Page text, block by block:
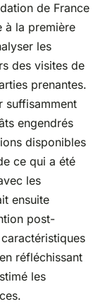
de France
à la première
les
des visites de
prenantes.
suffisamment
engendrés
disponibles
ce qui a été
les
ensuite
post-
réfléchissant
les